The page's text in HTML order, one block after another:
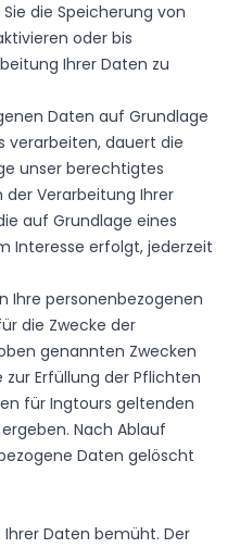
die Speicherung von
oder bis
Ihrer Daten zu
Daten auf Grundlage
verarbeiten, dauert die
unser berechtigtes
der Verarbeitung Ihrer
auf Grundlage eines
Interesse erfolgt, jederzeit
Ihre personenbezogenen
die Zwecke der
genannten Zwecken
Erfüllung der Pflichten
für Ingtours geltenden
Nach Ablauf
Daten gelöscht
Daten bemüht. Der